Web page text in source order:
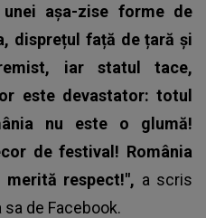
așa-zise forme de
disprețul față de țară și
iar statul tace,
este devastator: totul
nu este o glumă!
de festival! România
merită respect!", a scris
sa de Facebook.